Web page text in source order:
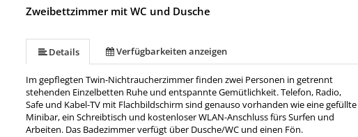
Zweibettzimmer mit WC und Dusche
Details Verfügbarkeiten anzeigen
Im gepflegten Twin-Nichtraucherzimmer finden zwei Personen in getrennt
stehenden Einzelbetten Ruhe und entspannte Gemütlichkeit. Telefon, Radio,
Safe und Kabel-TV mit Flachbildschirm sind genauso vorhanden wie eine gefüllte
Minibar, ein Schreibtisch und kostenloser WLAN-Anschluss fürs Surfen und
Arbeiten. Das Badezimmer verfügt über Dusche/WC und einen Fön.